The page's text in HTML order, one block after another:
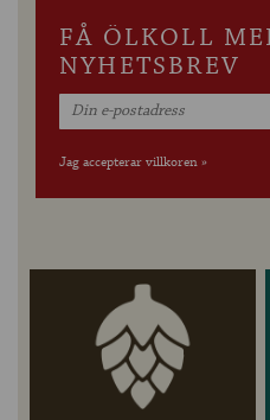
FÅ ÖLKOLL
NYHETSBREV
Jag accepterar villkoren »